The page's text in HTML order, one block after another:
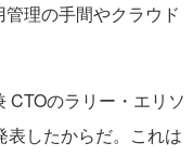
理の手間やクラウド
のラリー・エリソ
表したからだ。これは